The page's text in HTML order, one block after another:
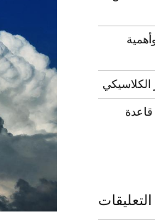
الكلاسيكي